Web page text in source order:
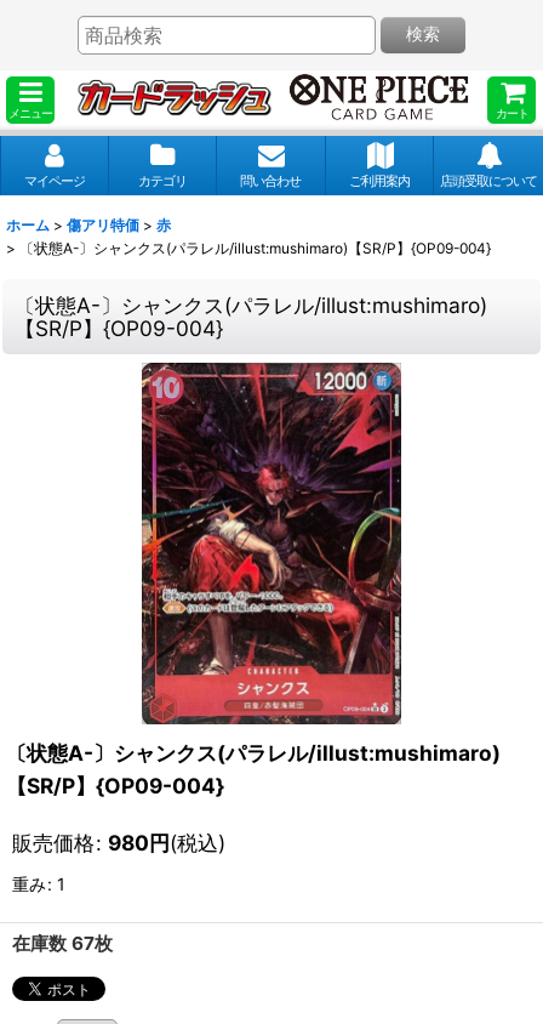
メニュー カート
検索
マイページ カテゴリ 問い合わせ ご利用案内 店頭受取について
ホーム > 傷アリ特価 > 赤
>
〔状態A-〕シャンクス(パラレル/illust:mushimaro)【SR/P】{OP09-004}
〔状態A-〕シャンクス(パラレル/illust:mushimaro)
【SR/P】{OP09-004}
〔状態A-〕シャンクス(パラレル/illust:mushimaro)
【SR/P】{OP09-004}
販売価格: 980円(税込)
重み: 1
在庫数 67枚